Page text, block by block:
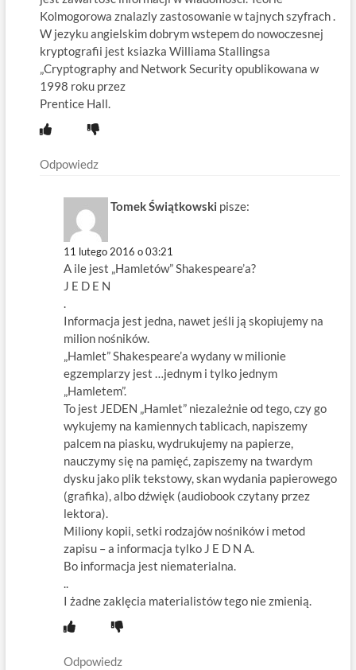
Kolmogorowa znalazly zastosowanie w tajnych szyfrach .
W jezyku angielskim dobrym wstepem do nowoczesnej
kryptografii jest ksiazka Williama Stallingsa
„Cryptography and Network Security opublikowana w
1998 roku przez
Prentice Hall.
Odpowiedz
Tomek Świątkowski pisze:
11 lutego 2016 o 03:21
A ile jest „Hamletów” Shakespeare’a?
J E D E N
.
Informacja jest jedna, nawet jeśli ją skopiujemy na
milion nośników.
„Hamlet” Shakespeare’a wydany w milionie
egzemplarzy jest …jednym i tylko jednym
„Hamletem”.
To jest JEDEN „Hamlet” niezależnie od tego, czy go
wykujemy na kamiennych tablicach, napiszemy
palcem na piasku, wydrukujemy na papierze,
nauczymy się na pamięć, zapiszemy na twardym
dysku jako plik tekstowy, skan wydania papierowego
(grafika), albo dźwięk (audiobook czytany przez
lektora).
Miliony kopii, setki rodzajów nośników i metod
zapisu – a informacja tylko J E D N A.
Bo informacja jest niematerialna.
..
I żadne zaklęcia materialistów tego nie zmienią.
Odpowiedz